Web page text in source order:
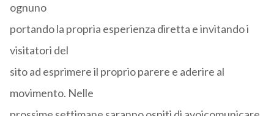
ognuno
portando la propria esperienza diretta e invitando i
visitatori del
sito ad esprimere il proprio parere e aderire al
movimento. Nelle